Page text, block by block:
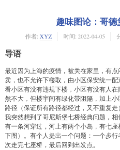
趣味图论：哥
作者: XYZ 时间: 2022-04-05
导语
最近因为上海的疫情，被关在家里，有
卖，也不允许下楼取，由小区保安统一
看小区有没有违规下楼，小区有没有人
然不大，但楼宇间有绿化带阻隔，加上
路径（保证所有路径都经过，又不重复走
我突然想到了哥尼斯堡七桥经典问题，
有一条河穿过，河上有两个小岛，有七
下图）。有个人提出一个问题：一个步
次走完七座桥，最后回到出发点。